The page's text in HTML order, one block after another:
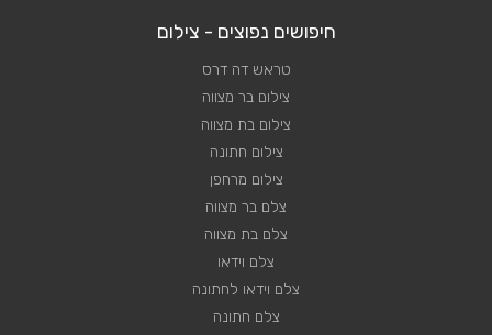
חיפושים נפוצים - צילום
טראש דה דרס
צילום בר מצווה
צילום בת מצווה
צילום חתונה
צילום מרחפן
צלם בר מצווה
צלם בת מצווה
צלם וידאו
צלם וידאו לחתונה
צלם חתונה